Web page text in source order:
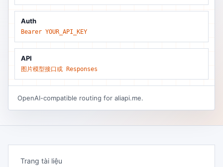
Auth
Bearer YOUR_API_KEY
API
图片模型接口或 Responses
OpenAI-compatible routing for aliapi.me.
Trang tài liệu